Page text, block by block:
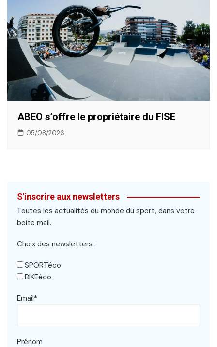
ABEO s’offre le propriétaire du FISE
05/08/2026
S'inscrire aux newsletters
Toutes les actualités du monde du sport, dans votre
boite mail.
Choix des newsletters :
SPORTéco
BIKEéco
Email*
Prénom